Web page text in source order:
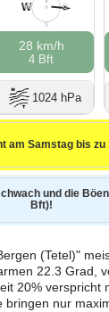
O
S
W
W
28 km/h
4 Bft
1024 hPa
am Samstag bis zu
und die
Bft)!
(Tetel)"
22.3 Grad,
20%
bringen nur